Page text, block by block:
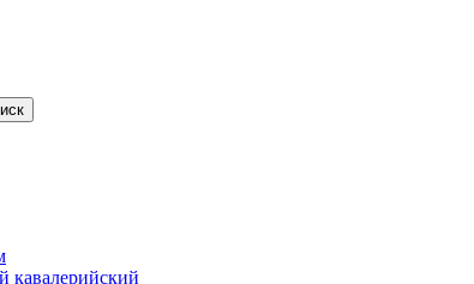
кавалерийский